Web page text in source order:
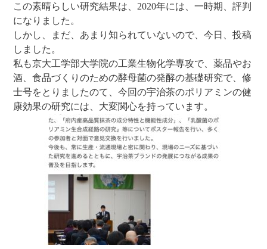
この素晴らしい研究結果は、2020年には、一時期、評判
になりました。
しかし、まだ、あまり知られていないので、今日、投稿
しました。
私も京大工学部大学院の工業生物化学専攻で、薬品やお
酒、食品づくりのための酵母菌の発酵の基礎研究で、修
士号をとりましたのて、今回の宇治茶のポリアミンの健
康効果の研究には、大変関心を持っています。